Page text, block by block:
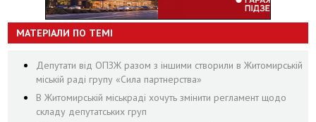
МАТЕРІАЛИ ПО ТЕМІ
Депутати від ОПЗЖ разом з іншими створили в Житомирській
міській раді групу «Сила партнерства»
В Житомирській міськраді хочуть змінити регламент щодо
складу депутатських груп